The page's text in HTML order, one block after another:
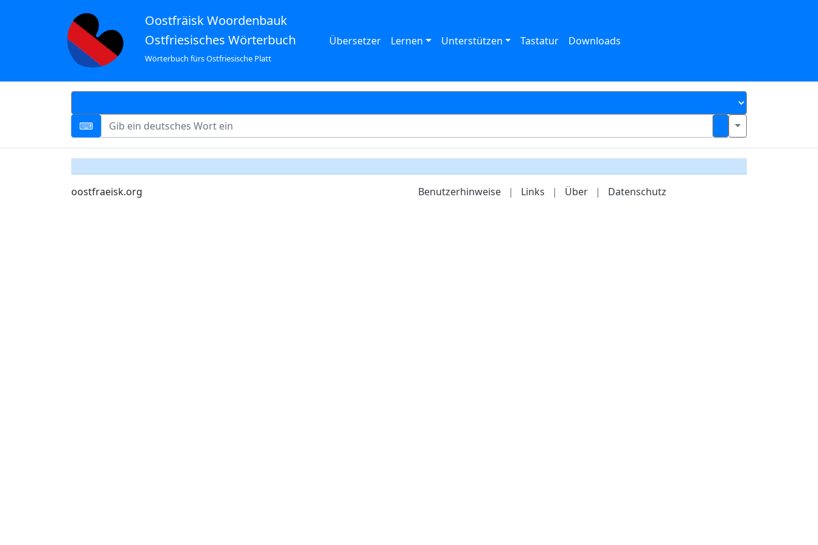
Oostfräisk Woordenbauk
Ostfriesisches Wörterbuch
Wörterbuch fürs Ostfriesische Platt
Übersetzer Lernen Unterstützen Tastatur Downloads
oostfraeisk.org Benutzerhinweise | Links | Über | Datenschutz